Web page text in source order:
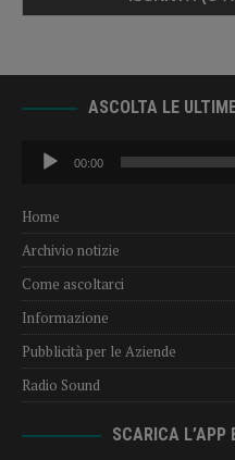
ASCOLTA LE
Audio
Player
00:00
Home
Archivio notizie
Come ascoltarci
Informazione
Pubblicità per le Aziende
Radio Sound
SCARICA L’APP